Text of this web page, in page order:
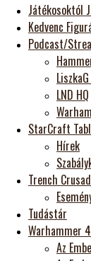
Játékosoktól
Kedvenc
Podcast/
LND HQ
StarCraft
Hírek
Trench
Tudástár
Warhammer
Az